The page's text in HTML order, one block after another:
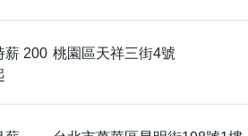
薪 200 桃園區天祥三街4號